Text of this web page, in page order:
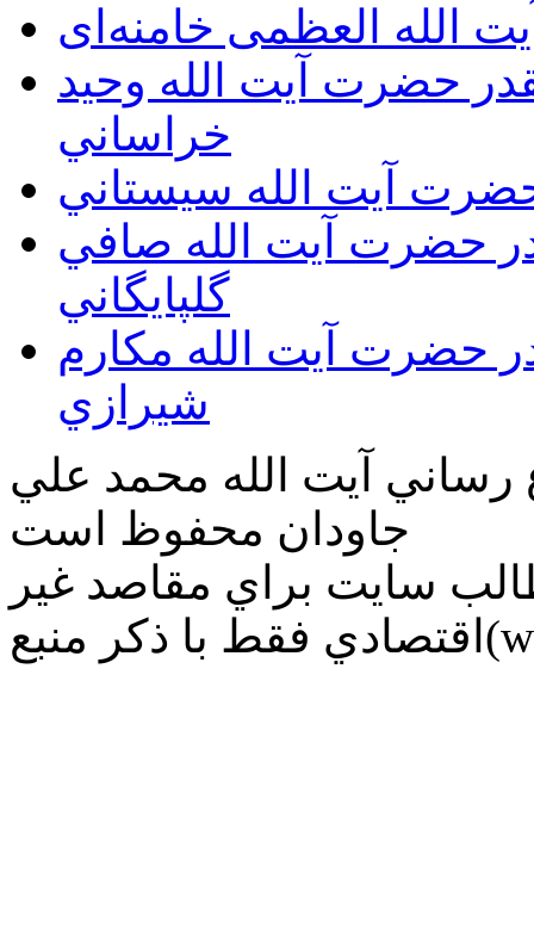
الله العظمی خامنه‌ای
حضرت آيت الله وحيد
خراساني
حضرت آيت الله سيستاني
حضرت آيت الله صافي
گلپايگاني
حضرت آيت الله مكارم
شيرازي
رساني آیت الله محمد علي
جاودان محفوظ است
سايت براي مقاصد غير